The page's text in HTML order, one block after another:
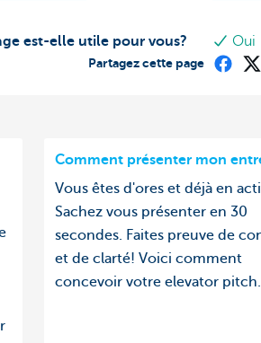
est-elle utile pour vous? Oui
Partagez cette page
Comment présenter mon
Vous êtes d'ores et déjà en
Sachez vous présenter en 30
secondes. Faites preuve de
et de clarté! Voici comment
concevoir votre elevator pitch.